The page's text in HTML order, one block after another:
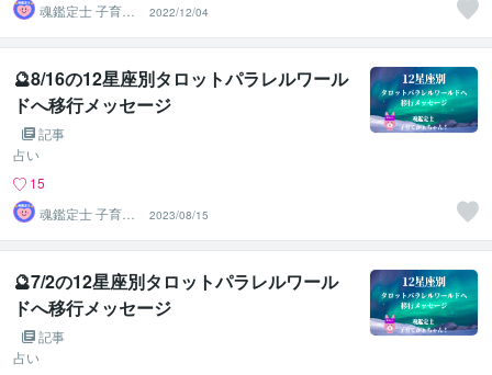
魂鑑定士 子育て
かぁちゃん！
2022/12/04
🔮8/16の12星座別タロットパラレルワール
ドへ移行メッセージ
記事
占い
15
魂鑑定士 子育て
かぁちゃん！
2023/08/15
🔮7/2の12星座別タロットパラレルワール
ドへ移行メッセージ
記事
占い